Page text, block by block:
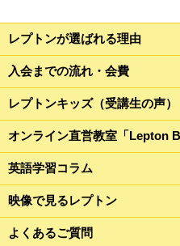
レプトンが選ばれる理由
入会までの流れ・会費
レプトンキッズ（受講生の声）
オンライン直営教室「Lepton
英語学習コラム
映像で見るレプトン
よくあるご質問